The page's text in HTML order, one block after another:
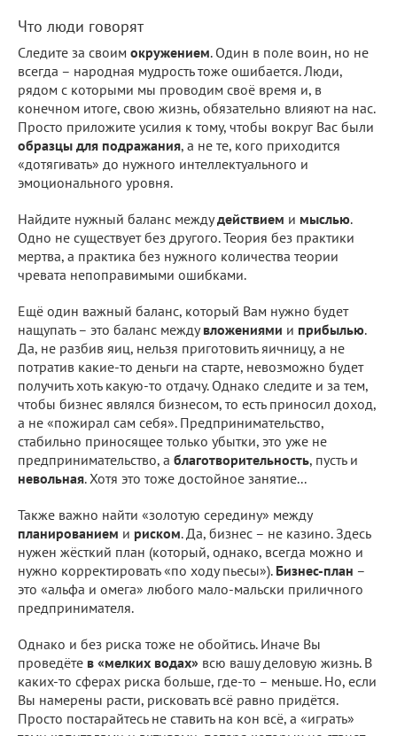
Что люди говорят
Следите за своим окружением. Один в поле воин, но не
всегда – народная мудрость тоже ошибается. Люди,
рядом с которыми мы проводим своё время и, в
конечном итоге, свою жизнь, обязательно влияют на нас.
Просто приложите усилия к тому, чтобы вокруг Вас были
образцы для подражания, а не те, кого приходится
«дотягивать» до нужного интеллектуального и
эмоционального уровня.
Найдите нужный баланс междудействием и мыслью.
Одно не существует без другого. Теория без практики
мертва, а практика без нужного количества теории
чревата непоправимыми ошибками.
Ещё один важный баланс, который Вам нужно будет
нащупать – это баланс междувложениями и прибылью.
Да, не разбив яиц, нельзя приготовить яичницу, а не
потратив какие-то деньги на старте, невозможно будет
получить хоть какую-то отдачу. Однако следите и за тем,
чтобы бизнес являлся бизнесом, то есть приносил доход,
а не «пожирал сам себя». Предпринимательство,
стабильно приносящее только убытки, это уже не
предпринимательство, а благотворительность, пусть и
невольная. Хотя это тоже достойное занятие...
Также важно найти «золотую середину» между
планированием и риском. Да, бизнес – не казино. Здесь
нужен жёсткий план (который, однако, всегда можно и
нужно корректировать «по ходу пьесы»). Бизнес-план –
это «альфа и омега» любого мало-мальски приличного
предпринимателя.
Однако и без риска тоже не обойтись. Иначе Вы
проведёте в «мелких водах» всю вашу деловую жизнь. В
каких-то сферах риска больше, где-то – меньше. Но, если
Вы намерены расти, рисковать всё равно придётся.
Просто постарайтесь не ставить на кон всё, а «играть»